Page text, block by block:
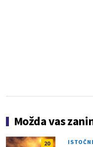
Možda vas
20